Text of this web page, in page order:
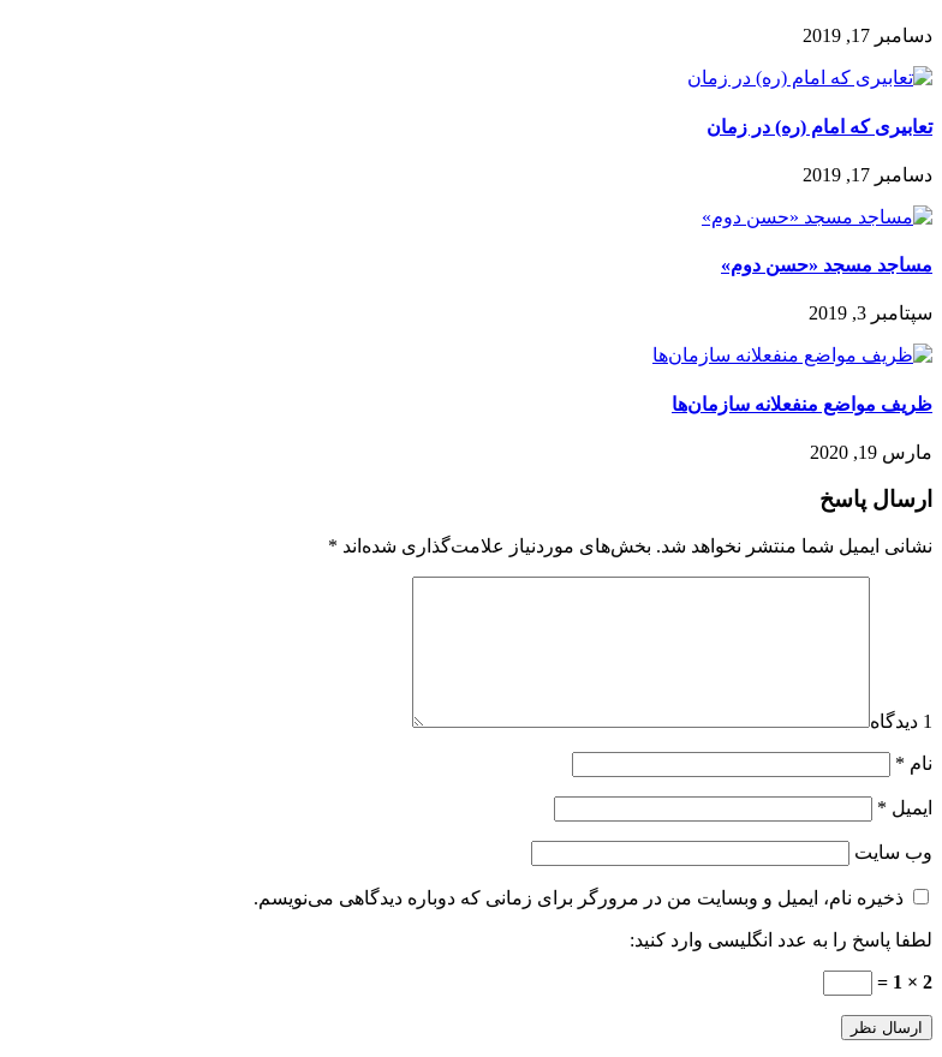
دسامبر 17, 2019
تعابیری که امام (ره) در زمان
دسامبر 17, 2019
مساجد مسجد «حسن دوم»
سپتامبر 3, 2019
ظریف مواضع منفعلانه سازمان‌ها
مارس 19, 2020
ارسال پاسخ
نشانی ایمیل شما منتشر نخواهد شد. بخش‌های موردنیاز علامت‌گذاری شده‌اند *
1 دیدگاه
نام *
ایمیل *
وب‌ سایت
ذخیره نام، ایمیل و وبسایت من در مرورگر برای زمانی که دوباره دیدگاهی می‌نویسم.
لطفا پاسخ را به عدد انگلیسی وارد کنید:
2 × 1 =